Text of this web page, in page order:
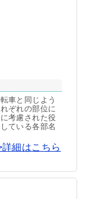
車と同じよう
ぞれの部位に
考慮された役
ている各部名
詳細はこちら